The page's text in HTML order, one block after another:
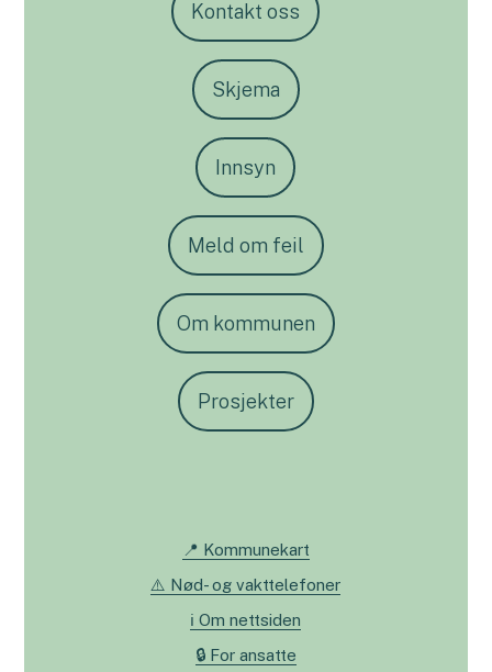
Kontakt oss
Skjema
Innsyn
Meld om feil
Om kommunen
Prosjekter
📍 Kommunekart
⚠️ Nød- og vakttelefoner
ℹ️ Om nettsiden
🔒 For ansatte